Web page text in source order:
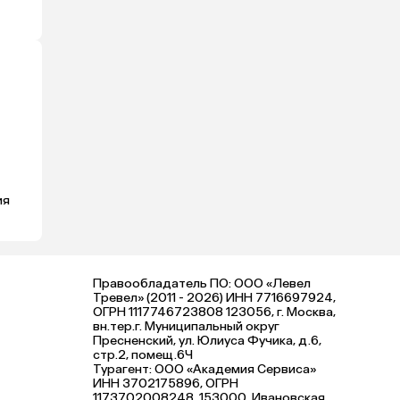
Правообладатель ПО: ООО «Левел
Тревел» (2011 - 2026) ИНН 7716697924,
ОГРН 1117746723808 123056, г. Москва,
вн.тер.г. Муниципальный округ
Пресненский, ул. Юлиуса Фучика, д.6,
стр.2, помещ.6Ч
Турагент: ООО «Академия Сервиса»
ИНН 3702175896, ОГРН